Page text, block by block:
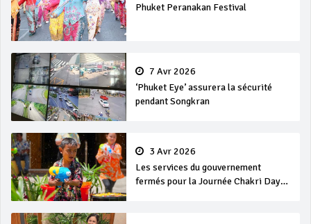
Phuket Peranakan Festival
7 Avr 2026
‘Phuket Eye’ assurera la sécurité
pendant Songkran
3 Avr 2026
Les services du gouvernement
fermés pour la Journée Chakri Day